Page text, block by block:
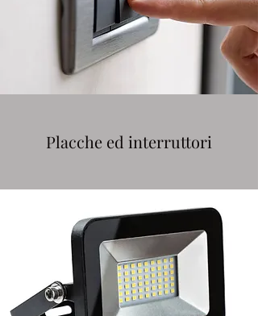
Placche ed interruttori